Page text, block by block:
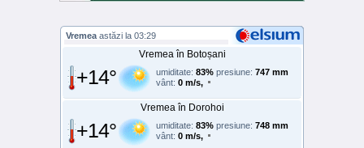
Vremea astăzi la 03:29
Vremea în Botoșani
+14° umiditate: 83% presiune: 747 mm
vânt: 0 m/s,
Vremea în Dorohoi
+14° umiditate: 83% presiune: 748 mm
vânt: 0 m/s,